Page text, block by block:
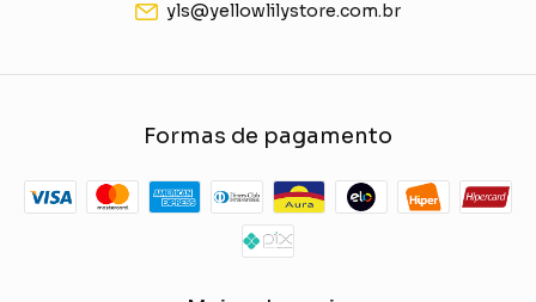
yls@yellowlilystore.com.br
Formas de pagamento